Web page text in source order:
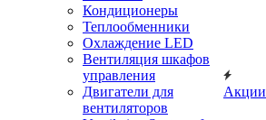
Кондиционеры
Теплообменники
Охлаждение LED
Вентиляция шкафов
управления
Двигатели для
вентиляторов
Акции